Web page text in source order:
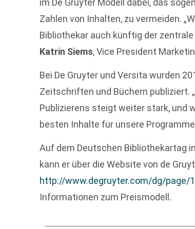
Zahlen von Inhalten, zu vermeiden.
Bibliothekar auch künftig der
Katrin Siems, Vice President
Bei De Gruyter und Versita wurden
Zeitschriften und Büchern publiziert.
Publizierens steigt weiter stark, und
besten Inhalte für unsere
Auf dem Deutschen Bibliothekartag
kann er über die Website von de
http://www.degruyter.com/dg/page/
Informationen zum Preismodell.